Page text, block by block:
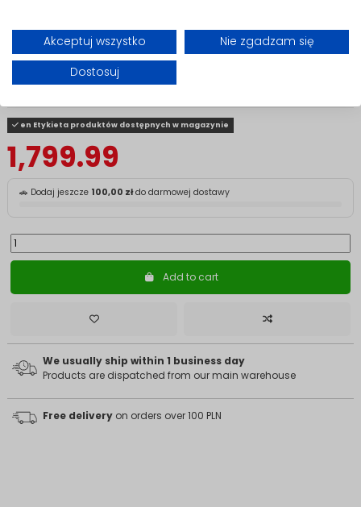
Akceptuj wszystko
Nie zgadzam się
Dostosuj
Variants
en Etykieta produktów dostępnych w magazynie
1,799.99
🚗 Dodaj jeszcze 100,00 złdo darmowej dostawy
Add to cart
We usually ship within 1 business day
Products are dispatched from our main warehouse
Free delivery on orders over 100 PLN